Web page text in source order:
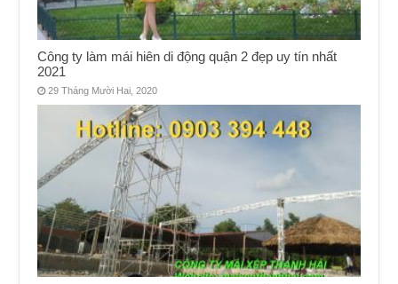
Công ty làm mái hiên di động quận 2 đẹp uy tín nhất
2021
29 Tháng Mười Hai, 2020